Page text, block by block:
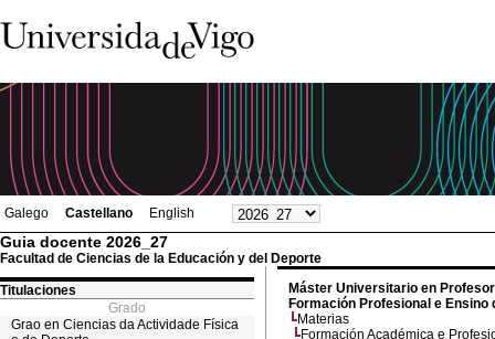
Galego Castellano English
Guia docente 2026_27
Facultad de Ciencias de la Educación y del Deporte
Titulaciones
Grado
Grao en Ciencias da Actividade Física
Máster Universitario en
Formación Profesional e
Materias
Formación Académica e